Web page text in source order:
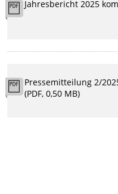
Jahresbericht 2025
Pressemitteilung 2/
(PDF, 0,50 MB)